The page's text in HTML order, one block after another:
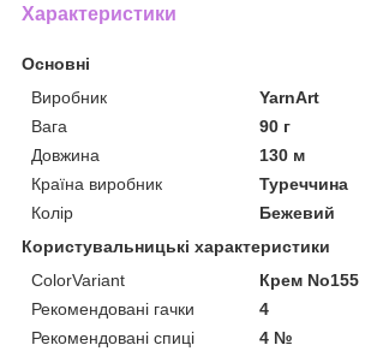
Характеристики
Основні
Виробник
YarnArt
Вага
90 г
Довжина
130 м
Країна виробник
Туреччина
Колір
Бежевий
Користувальницькі характеристики
ColorVariant
Крем No155
Рекомендовані гачки
4
Рекомендовані спиці
4 №